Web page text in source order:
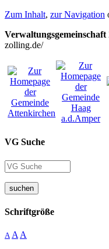
Zum Inhalt, zur Navigation
zolling.de/
VG Suche
suchen
Schriftgröße
A A A